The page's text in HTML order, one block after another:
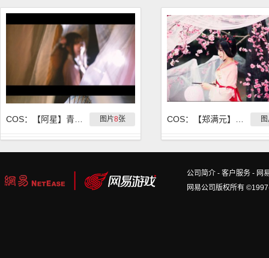
图片8张
公司简介 - 客户服务 - 网
网易公司版权所有